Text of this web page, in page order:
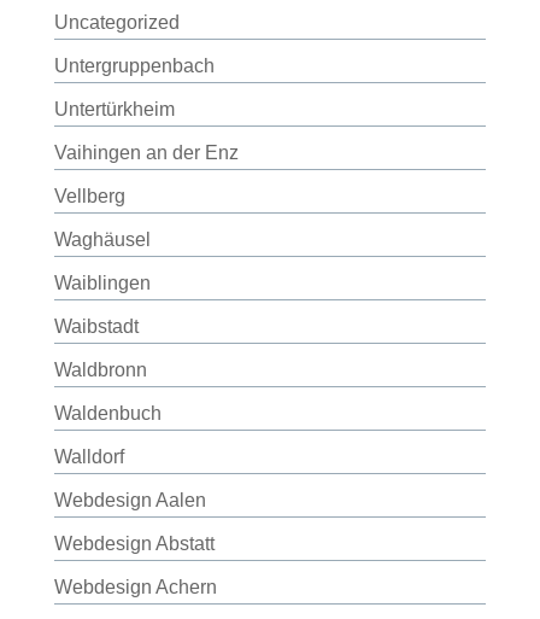
Uncategorized
Untergruppenbach
Untertürkheim
Vaihingen an der Enz
Vellberg
Waghäusel
Waiblingen
Waibstadt
Waldbronn
Waldenbuch
Walldorf
Webdesign Aalen
Webdesign Abstatt
Webdesign Achern